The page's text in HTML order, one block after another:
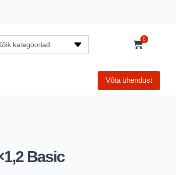
kategooriad
0
Võta ühendust
Basic